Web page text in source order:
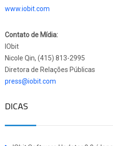
www.iobit.com
Contato de Mídia:
IObit
Nicole Qin, (415) 813-2995
Diretora de Relações Públicas
press@iobit.com
DICAS